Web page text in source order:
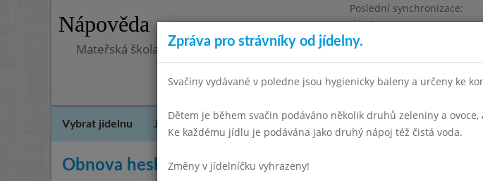
Nápověda
Poslední synchronizace:
Úterý 23.6.2026 16:09
Mateřská škola, Praha 10, Kodaňská 989/14, příspěvková organizace
Vybrat jídelnu Jídelní lístek Docházka
Obnova hesla
Zpráva pro strávníky od jídelny.
Svačiny vydávané v poledne jsou hygienicky baleny a určeny ke
Dětem je během svačin podáváno několik druhů zeleniny a
Ke každému jídlu je podávána jako druhý nápoj též čistá voda.
Změny v jídelníčku vyhrazeny!